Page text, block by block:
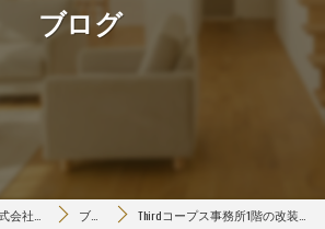
ブログ
ブログ Thirdコープス事務所1階の改装が進んでます♪